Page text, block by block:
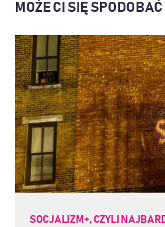
MOŻE CI SIĘ SPODOBAĆ
SOCJALIZM+, CZYLI